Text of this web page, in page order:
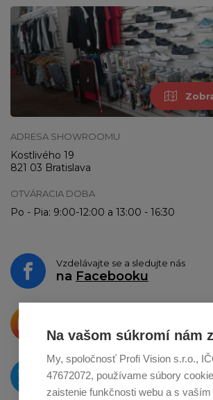
Na vašom súkromí nám
My, spoločnosť Profi Vision s.r.o.,
47672072, používame súbory
zaistenie funkčnosti webu a s
ADRESA SHOWROOMU
Kostlivého 19
821 03 Bratislava
OTVÁRACIA DOBA
Po - Pia: 9:00-12:00 a 13:00 - 16:30
Vzdelávajte se a sledujte nás
na Facebooku
o zdieľanie na
O novinkách píšeme
naTwitteri